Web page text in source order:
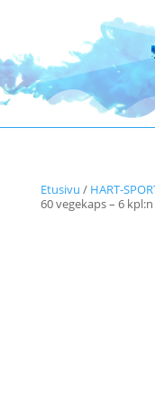
Etusivu / HART-
60 vegekaps – 6